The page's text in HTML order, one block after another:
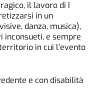
il lavoro di I
in un
danza, musica),
e sempre
in cui l’evento
e con disabilità